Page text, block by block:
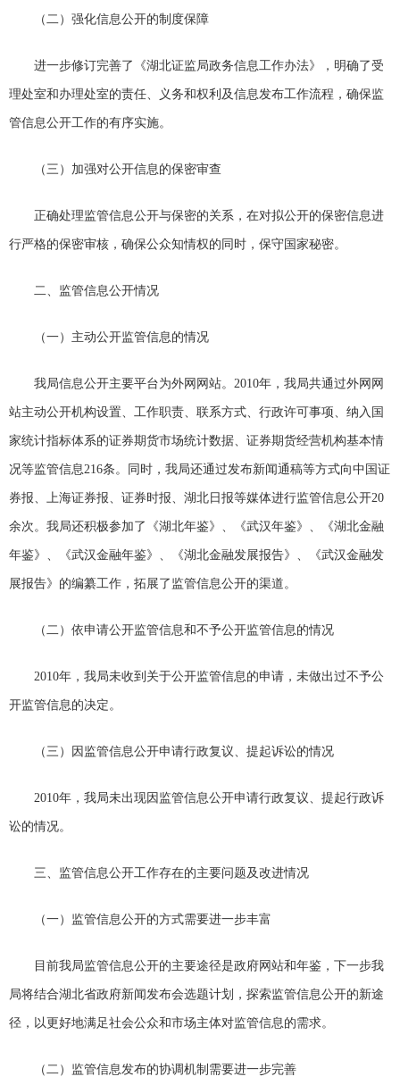
（二）强化信息公开的制度保障
进一步修订完善了《湖北证监局政务信息工作办法》，明确了受
理处室和办理处室的责任、义务和权利及信息发布工作流程，确保监
管信息公开工作的有序实施。
（三）加强对公开信息的保密审查
正确处理监管信息公开与保密的关系，在对拟公开的保密信息进
行严格的保密审核，确保公众知情权的同时，保守国家秘密。
二、监管信息公开情况
（一）主动公开监管信息的情况
我局信息公开主要平台为外网网站。2010年，我局共通过外网网
站主动公开机构设置、工作职责、联系方式、行政许可事项、纳入国
家统计指标体系的证券期货市场统计数据、证券期货经营机构基本情
况等监管信息216条。同时，我局还通过发布新闻通稿等方式向中国证
券报、上海证券报、证券时报、湖北日报等媒体进行监管信息公开20
余次。我局还积极参加了《湖北年鉴》、《武汉年鉴》、《湖北金融
年鉴》、《武汉金融年鉴》、《湖北金融发展报告》、《武汉金融发
展报告》的编纂工作，拓展了监管信息公开的渠道。
（二）依申请公开监管信息和不予公开监管信息的情况
2010年，我局未收到关于公开监管信息的申请，未做出过不予公
开监管信息的决定。
（三）因监管信息公开申请行政复议、提起诉讼的情况
2010年，我局未出现因监管信息公开申请行政复议、提起行政诉
讼的情况。
三、监管信息公开工作存在的主要问题及改进情况
（一）监管信息公开的方式需要进一步丰富
目前我局监管信息公开的主要途径是政府网站和年鉴，下一步我
局将结合湖北省政府新闻发布会选题计划，探索监管信息公开的新途
径，以更好地满足社会公众和市场主体对监管信息的需求。
（二）监管信息发布的协调机制需要进一步完善